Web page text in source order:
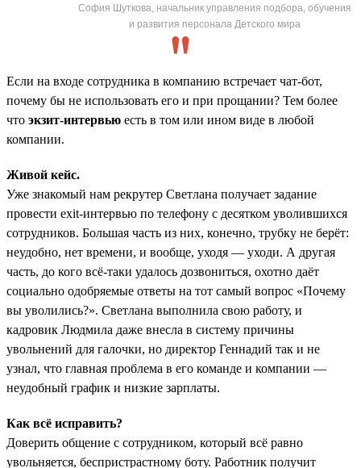
София Шуткова, начальник управления подбора, обучения
и развития персонала Детского мира
Если на входе сотрудника в компанию встречает чат-бот,
почему бы не использовать его и при прощании? Тем более
что экзит-интервью есть в том или ином виде в любой
компании.
Живой кейс.
Уже знакомый нам рекрутер Светлана получает задание
провести exit-интервью по телефону с десятком уволившихся
сотрудников. Большая часть из них, конечно, трубку не берёт:
неудобно, нет времени, и вообще, уходя — уходи. А другая
часть, до кого всё-таки удалось дозвониться, охотно даёт
социально одобряемые ответы на тот самый вопрос «Почему
вы уволились?». Светлана выполнила свою работу, и
кадровик Людмила даже внесла в систему причины
увольнений для галочки, но директор Геннадий так и не
узнал, что главная проблема в его команде и компании —
неудобный график и низкие зарплаты.
Как всё исправить?
Доверить общение с сотрудником, который всё равно
увольняется, беспристрастному боту. Работник получит